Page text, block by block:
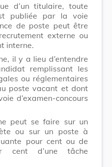
d’un titulaire, toute
publiée par la voie
de poste peut être
externe ou
interne.
il y a lieu d’entendre
remplissant les
ou réglementaires
poste vacant et dont
d’examen-concours
peut se faire sur un
ou sur un poste à
pour cent ou de
cent d’une tâche